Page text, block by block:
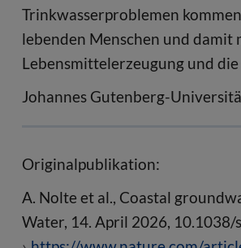
Trinkwasserproblemen
lebenden Menschen und
Lebensmittelerzeugung und
Johannes Gutenberg-
Originalpublikation:
A. Nolte et al., Coastal
Water, 14. April 2026,